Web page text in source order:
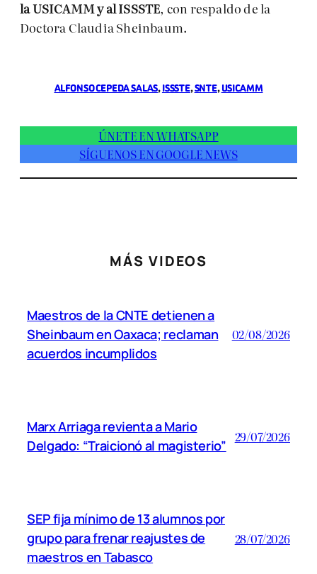
la USICAMM y al ISSSTE, con respaldo de la
Doctora Claudia Sheinbaum.
ALFONSO CEPEDA SALAS, ISSSTE, SNTE, USICAMM
ÚNETE EN WHATSAPP
SÍGUENOS EN GOOGLE NEWS
MÁS VIDEOS
Maestros de la CNTE detienen a
Sheinbaum en Oaxaca; reclaman
acuerdos incumplidos
02/08/2026
Marx Arriaga revienta a Mario
Delgado: “Traicionó al magisterio”
29/07/2026
SEP fija mínimo de 13 alumnos por
grupo para frenar reajustes de
maestros en Tabasco
28/07/2026